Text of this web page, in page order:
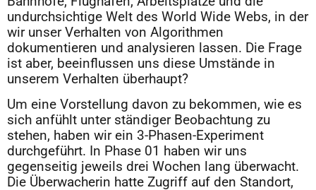
undurchsichtige Welt des World Wide Webs, in der
wir unser Verhalten von Algorithmen
dokumentieren und analysieren lassen. Die Frage
ist aber, beeinflussen uns diese Umstände in
unserem Verhalten überhaupt?
Um eine Vorstellung davon zu bekommen, wie es
sich anfühlt unter ständiger Beobachtung zu
stehen, haben wir ein 3-Phasen-Experiment
durchgeführt. In Phase 01 haben wir uns
gegenseitig jeweils drei Wochen lang überwacht.
Die Überwacherin hatte Zugriff auf den Standort,